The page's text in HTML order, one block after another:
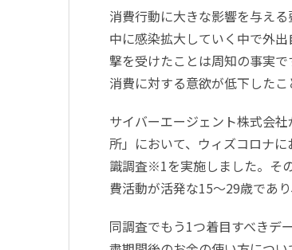
消費行動に大きな影響を与え
中に感染拡大していく中で外
撃を受けたことは周知の事実
消費に対する意欲が低下した
サイバーエージェント株式会
所」において、ウィズコロナ
識調査※1を実施しました。そ
費活動が活発な15～29歳であ
同調査でもう1つ着目すべきデ